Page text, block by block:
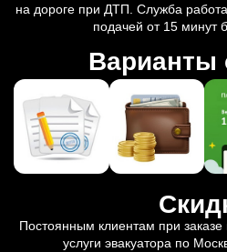
на дороге при ДТП. Служба
подачей от 15 минут
Варианты
Постоянным клиентам при
услуги эвакуатора по